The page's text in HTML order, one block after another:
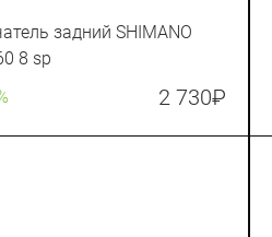
задний SHIMANO
8 sp
2 730₽